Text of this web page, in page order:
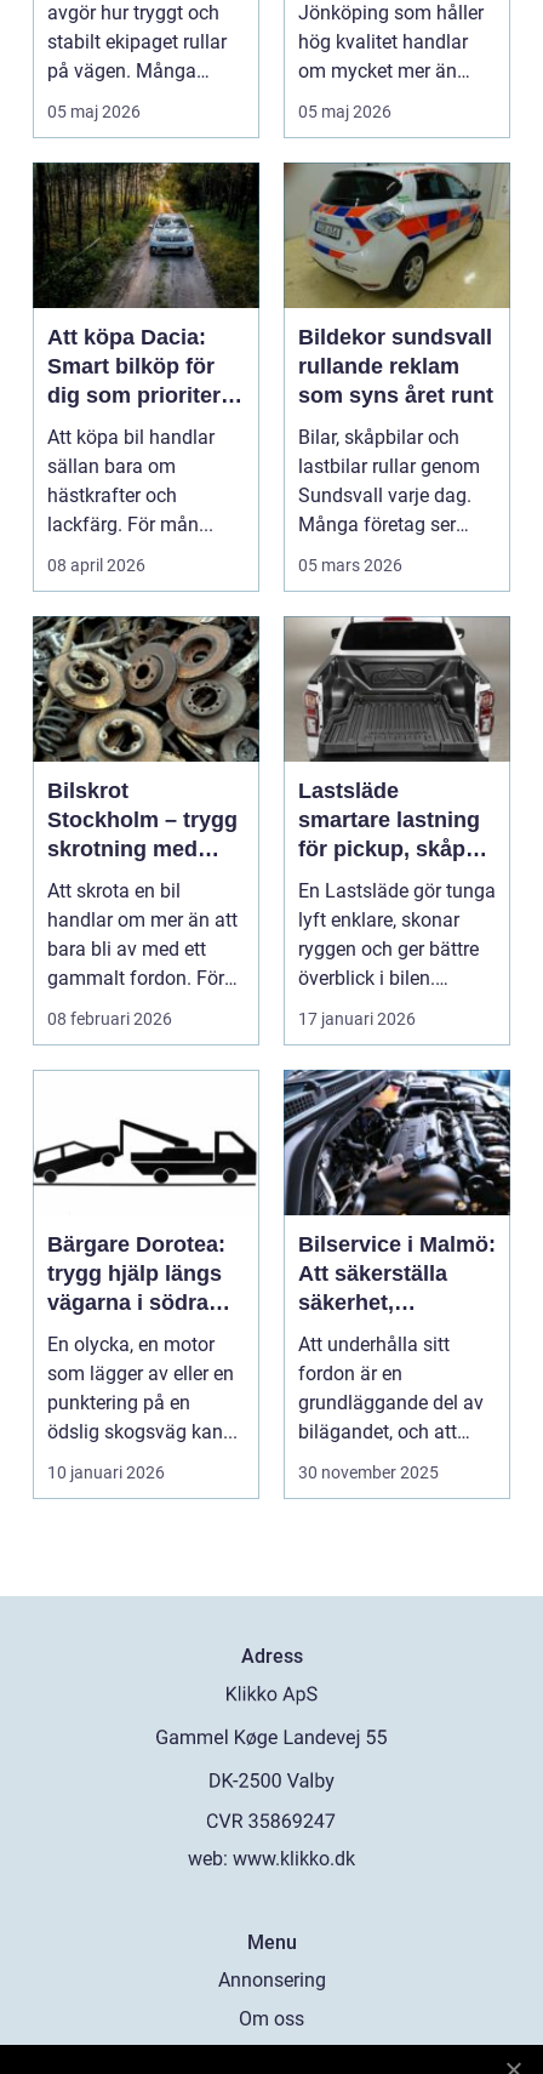
avgör hur tryggt och
stabilt ekipaget rullar
på vägen. Många
lägger stor omsorg p...
05 maj 2026
Jönköping som håller
hög kvalitet handlar
om mycket mer än
bara byte av olja och
brom...
05 maj 2026
Att köpa Dacia:
Smart bilköp för
dig som prioriterar
värde framför
status
Att köpa bil handlar
sällan bara om
hästkrafter och
lackfärg. För mån...
08 april 2026
Bildekor sundsvall
rullande reklam
som syns året runt
Bilar, skåpbilar och
lastbilar rullar genom
Sundsvall varje dag.
Många företag ser
fortfarande fordo...
05 mars 2026
Bilskrot
Stockholm – trygg
skrotning med
fokus på miljö och
återvinning
Att skrota en bil
handlar om mer än att
bara bli av med ett
gammalt fordon. För
mång...
08 februari 2026
Lastsläde
smartare lastning
för pickup, skåpbil
och personbil
En Lastsläde gör tunga
lyft enklare, skonar
ryggen och ger bättre
överblick i bilen.
Genom att kunna...
17 januari 2026
Bärgare Dorotea:
trygg hjälp längs
vägarna i södra
lappland
En olycka, en motor
som lägger av eller en
punktering på en
ödslig skogsväg kan...
10 januari 2026
Bilservice i Malmö:
Att säkerställa
säkerhet,
prestanda och
hållbarhet
Att underhålla sitt
fordon är en
grundläggande del av
bilägandet, och att
g&oum...
30 november 2025
Adress
web: www.klikko.dk
Menu
Annonsering
Om oss